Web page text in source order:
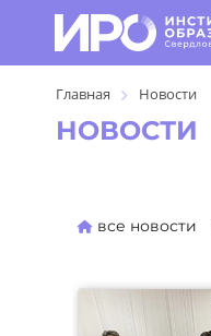
Главная Новости
НОВОСТИ
все новости